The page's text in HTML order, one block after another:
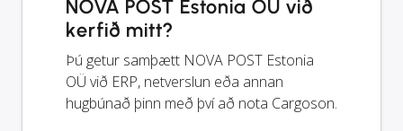
NOVA POST Estonia OÜ við
kerfið mitt?
Þú getur samþætt NOVA POST Estonia
OÜ við ERP, netverslun eða annan
hugbúnað þinn með því að nota Cargoson.